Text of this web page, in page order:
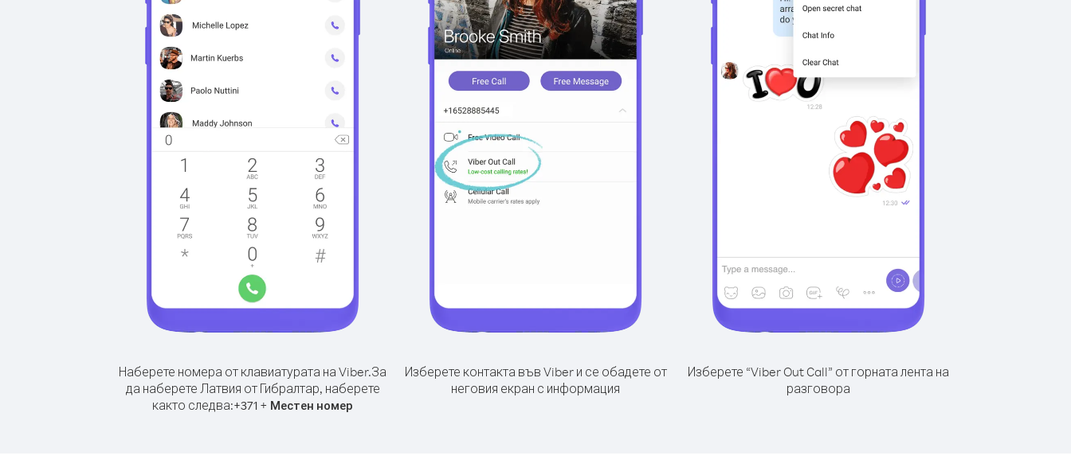
Наберете номера от клавиатурата на Viber.За
да наберете Латвия от Гибралтар, наберете
както следва:+371 + Местен номер
Изберете контакта във Viber и се обадете от
неговия екран с информация
Изберете “Viber Out Call” от горната лента на
разговора